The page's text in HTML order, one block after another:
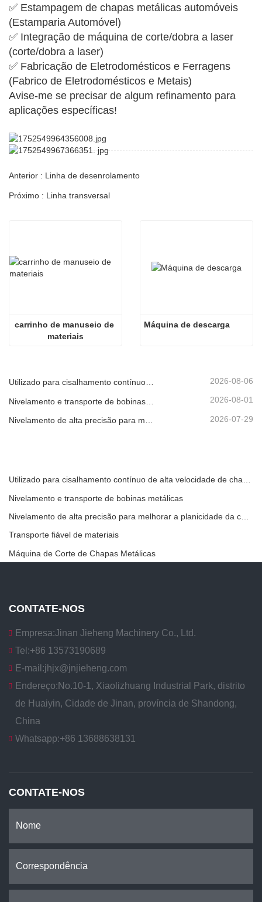
✅ Estampagem de chapas metálicas automóveis
(Estamparia Automóvel)
✅ Integração de máquina de corte/dobra a laser
(corte/dobra a laser)
✅ Fabricação de Eletrodomésticos e Ferragens
(Fabrico de Eletrodomésticos e Metais)
Avise-me se precisar de algum refinamento para
aplicações específicas!
Anterior : Linha de desenrolamento
Próximo : Linha transversal
carrinho de manuseio de
materiais
Máquina de descarga
Utilizado para cisalhamento contínuo de alta velocidade de chapas, placas ou tiras de material. 2026-08-06
2026-08-01
2026-07-29
Utilizado para cisalhamento contínuo de alta velocidade de chapas, placas ou tiras de material.
Nivelamento e transporte de bobinas metálicas
Transporte fiável de materiais
Máquina de Corte de Chapas Metálicas
CONTATE-NOS
Empresa:Jinan Jieheng Machinery Co., Ltd.
Tel:+86 13573190689
E-mail:jhjx@jnjieheng.com
Endereço:No.10-1, Xiaolizhuang Industrial Park, distrito
de Huaiyin, Cidade de Jinan, província de Shandong,
China
Whatsapp:+86 13688638131
CONTATE-NOS